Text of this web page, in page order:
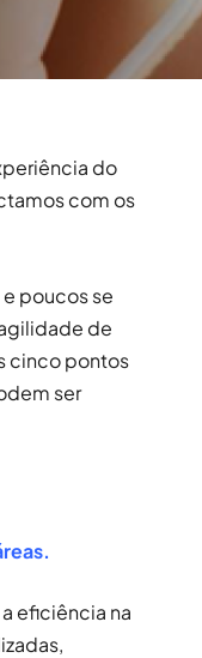
do
com os
poucos se
de
cinco pontos
ser
eficiência na